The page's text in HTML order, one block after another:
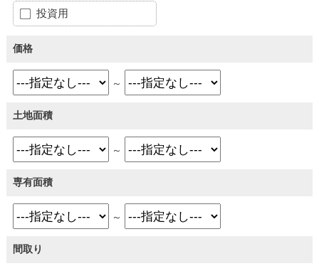
投資用
価格
～
土地面積
～
専有面積
～
間取り